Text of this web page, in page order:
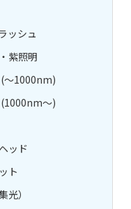
ッシュ
紫照明
～1000nm)
～)
ッド
ト
光）